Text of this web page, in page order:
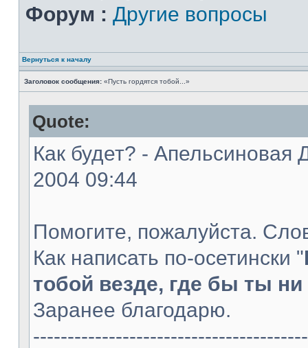
Форум : Другие вопросы
Вернуться к началу
Заголовок сообщения: «Пусть гордятся тобой...»
Quote:
Как будет? - Апельсиновая
2004 09:44
Помогите, пожалуйста.
Как написать по-осетински "
тобой везде, где бы ты
Заранее благодарю.